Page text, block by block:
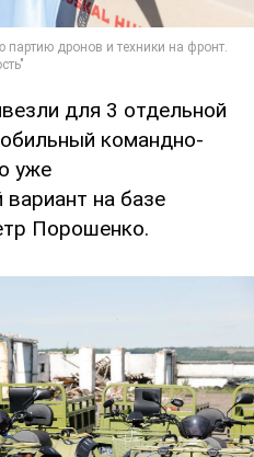
для 3 отдельной
командно-
уже
на базе
Порошенко.